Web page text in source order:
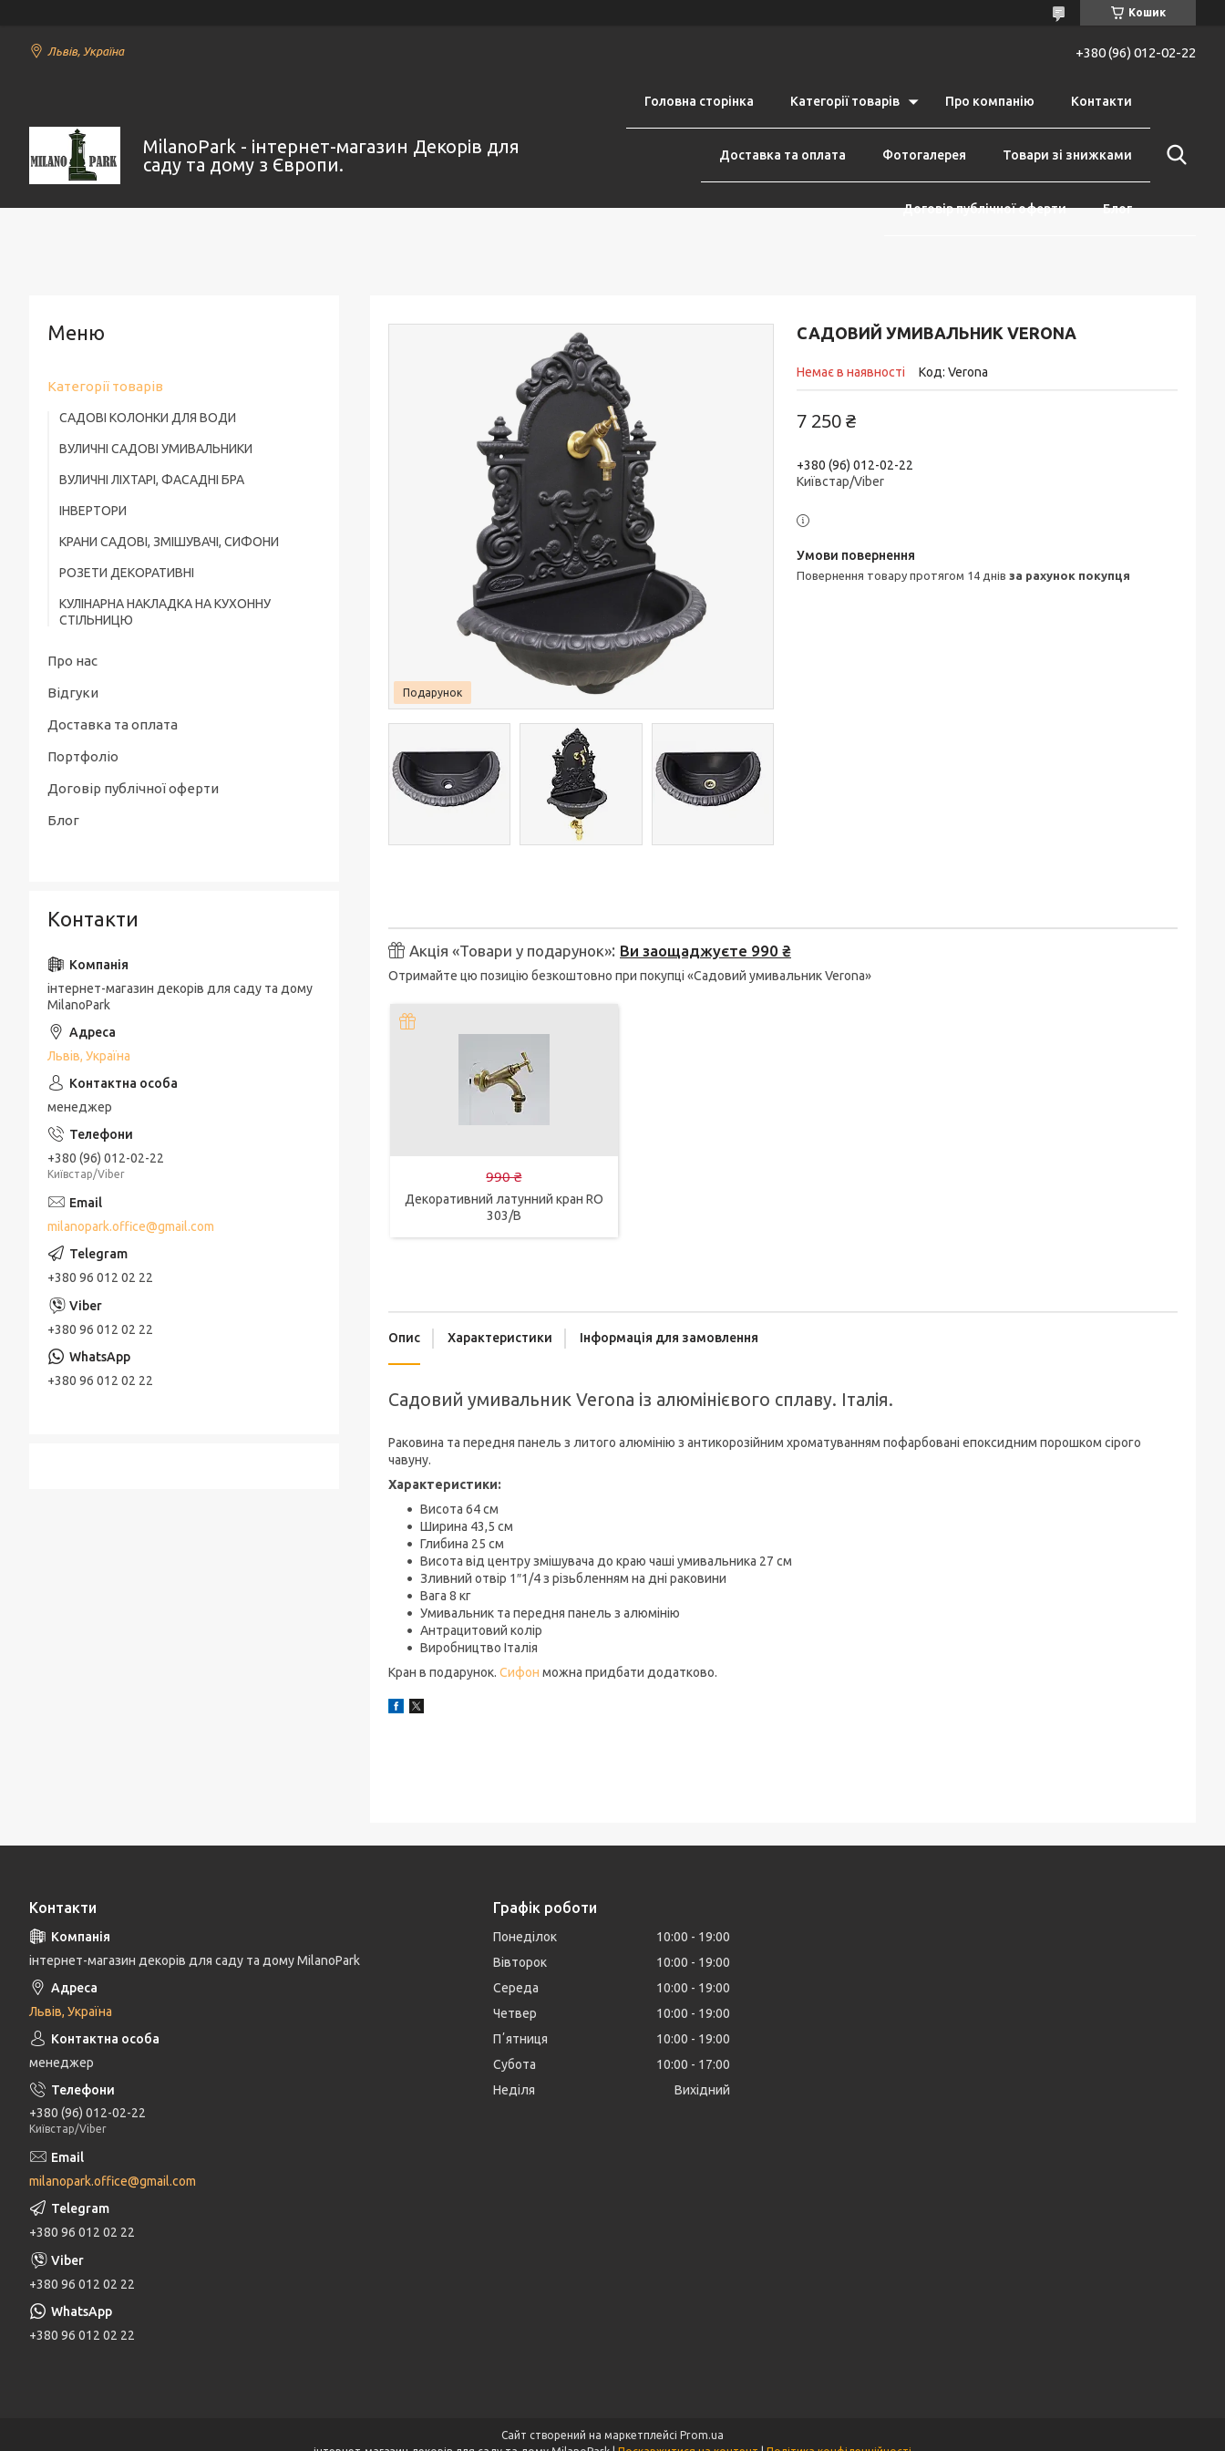
Кошик
Львів, Україна +380 (96) 012-02-22
MilanoPark - інтернет-магазин Декорів для
саду та дому з Європи.
Головна сторінка Категорії товарів Про компанію Контакти
Доставка та оплата Фотогалерея Товари зі знижками
Договір публічної оферти Блог
САДОВИЙ УМИВАЛЬНИК VERONA
Немає в наявності Код: Verona
7 250 ₴
+380 (96) 012-02-22
Київстар/Viber
повернення товару протягом 14 днів за рахунок покупця
Подарунок
Акція «Товари у подарунок» Ви заощаджуєте 990 ₴
Отримайте цю позицію безкоштовно при покупці «Садовий умивальник Verona»
990 ₴
Декоративний латунний кран RO
303/B
Опис Характеристики Інформація для замовлення
Садовий умивальник Verona із алюмінієвого сплаву. Італія.
Раковина та передня панель з литого алюмінію з антикорозійним хроматуванням пофарбовані епоксидним порошком сірого
чавуну.
Характеристики:
Висота 64 см
Ширина 43,5 см
Глибина 25 см
Висота від центру змішувача до краю чаші умивальника 27 см
Зливний отвір 1″1/4 з різьбленням на дні раковини
Вага 8 кг
Умивальник та передня панель з алюмінію
Антрацитовий колір
Виробництво Італія
Кран в подарунок. Сифон можна придбати додатково.
Категорії товарів
САДОВІ КОЛОНКИ ДЛЯ ВОДИ
ВУЛИЧНІ САДОВІ УМИВАЛЬНИКИ
ВУЛИЧНІ ЛІХТАРІ, ФАСАДНІ БРА
ІНВЕРТОРИ
КРАНИ САДОВІ, ЗМІШУВАЧІ, СИФОНИ
РОЗЕТИ ДЕКОРАТИВНІ
КУЛІНАРНА НАКЛАДКА НА КУХОННУ
СТІЛЬНИЦЮ
Про нас
Відгуки
Доставка та оплата
Портфоліо
Договір публічної оферти
Блог
Контакти
інтернет-магазин декорів для саду та дому
MilanoPark
Львів, Україна
менеджер
+380 (96) 012-02-22
Київстар/Viber
milanopark.office@gmail.com
+380 96 012 02 22
+380 96 012 02 22
+380 96 012 02 22
Контакти
інтернет-магазин декорів для саду та дому MilanoPark
Львів, Україна
менеджер
+380 (96) 012-02-22
Київстар/Viber
milanopark.office@gmail.com
+380 96 012 02 22
+380 96 012 02 22
+380 96 012 02 22
Графік роботи
Понеділок 10:00
19:00
Вівторок
10:00
19:00
Середа
10:00
19:00
Четвер
10:00
19:00
Пʼятниця
10:00
19:00
Субота
10:00
17:00
Неділя
Вихідний
Сайт створений на маркетплейсі Prom.ua